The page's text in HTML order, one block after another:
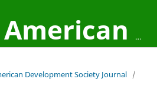
South American Development Society Journal
Development Society Journal /